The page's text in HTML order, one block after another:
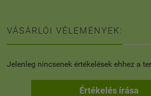
VÁSÁRLÓI VÉLEMÉNYEK:
Jelenleg nincsenek értékelések ehhez a
Értékelés írása